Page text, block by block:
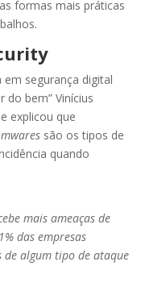
formas mais práticas
em segurança digital
do bem” Vinícius
explicou que
são os tipos de
quando
mais ameaças de
das empresas
algum tipo de ataque